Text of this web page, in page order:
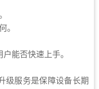
。
能否快速上手。
级服务是保障设备长期